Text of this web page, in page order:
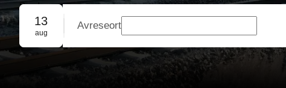
Rundresa
Gruppbokning
13
aug
Avreseort